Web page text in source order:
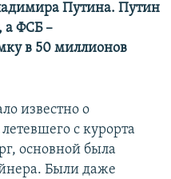
Путина. Путин
а ФСБ –
в 50 миллионов
известно о
с курорта
основной была
Были даже